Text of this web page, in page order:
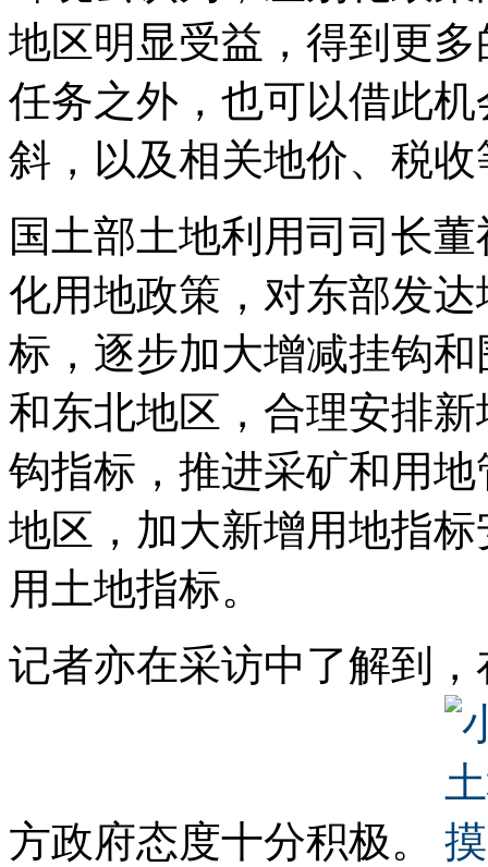
地区明显受益，得到更
任务之外，也可以借此
斜，以及相关地价、税
国土部土地利用司司长
化用地政策，对东部发
标，逐步加大增减挂钩
和东北地区，合理安排
钩指标，推进采矿和用
地区，加大新增用地指
用土地指标。
记者亦在采访中了解到
方政府态度十分积极。